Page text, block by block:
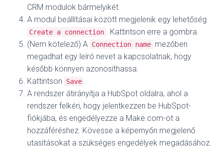
CRM modulok bármelyikét.
A modul beállításai között megjelenik egy lehetőség
Create a connection . Kattintson erre a gombra.
(Nem kötelező) A Connection name mezőben
megadhat egy leíró nevet a kapcsolatnak, hogy
később könnyen azonosíthassa.
Kattintson
Save .
A rendszer átirányítja a HubSpot oldalra, ahol a
rendszer felkéri, hogy jelentkezzen be HubSpot-
fiókjába, és engedélyezze a Make.com-ot a
hozzáféréshez. Kövesse a képernyőn megjelenő
utasításokat a szükséges engedélyek megadásához.